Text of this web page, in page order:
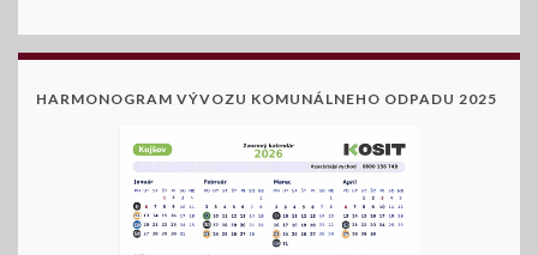
HARMONOGRAM VÝVOZU KOMUNÁLNEHO ODPADU 2025